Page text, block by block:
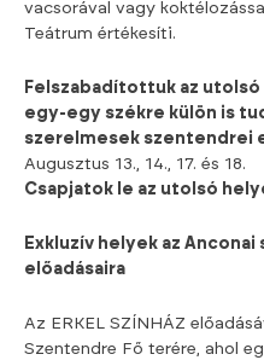
vacsorával vagy
Teátrum értékesíti.
Felszabadítottuk az
egy-egy székre külön is
szerelmesek szentendrei
Augusztus 13., 14., 17. és 18.
Csapjatok le az utolsó
Exkluzív helyek az
előadásaira
Az ERKEL SZÍNHÁZ
Szentendre Fő terére, ahol